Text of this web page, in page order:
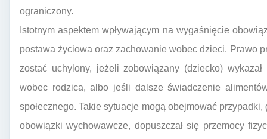
ograniczony.
Istotnym aspektem wpływającym na wygaśnięcie
postawa życiowa oraz zachowanie wobec dzieci. Prawo
zostać uchylony, jeżeli zobowiązany (dziecko)
wobec rodzica, albo jeśli dalsze świadczenie
społecznego. Takie sytuacje mogą obejmować
obowiązki wychowawcze, dopuszczał się przemocy